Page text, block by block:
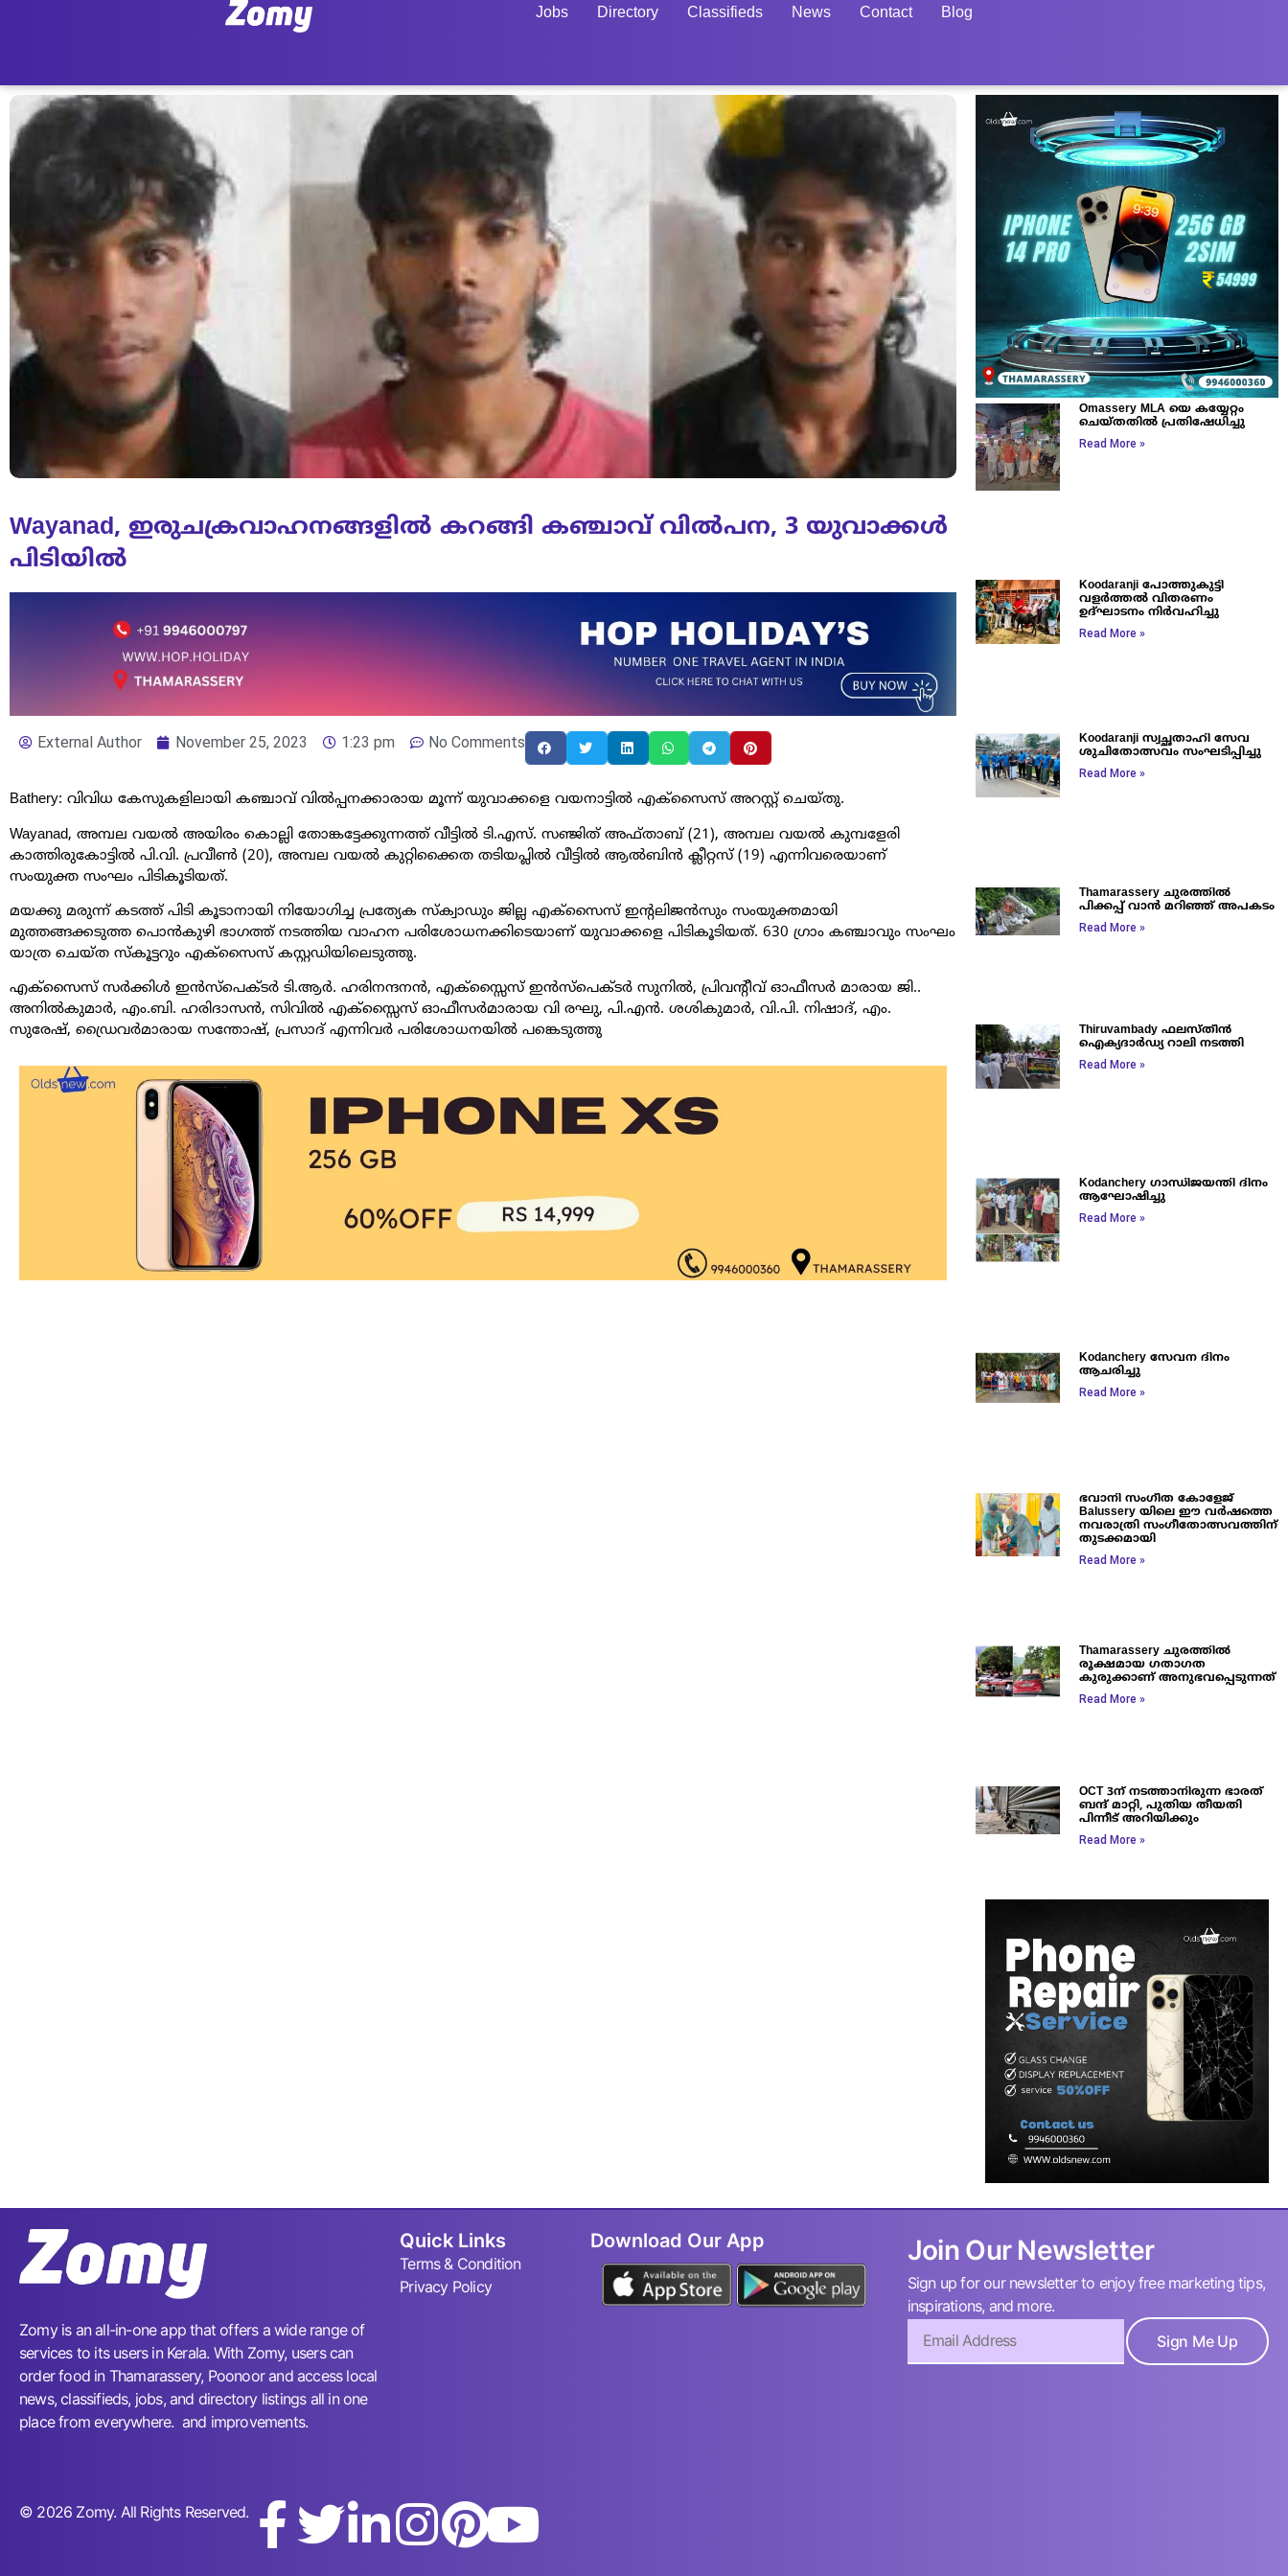
Jobs Directory Classifieds News Contact Blog
Wayanad, ഇരുചക്രവാഹനങ്ങളിൽ കറങ്ങി കഞ്ചാവ് വിൽപന, 3 യുവാക്കൾ
പിടിയിൽ
External Author November 25, 2023 1:23 pm No Comments
Bathery: വിവിധ കേസുകളിലായി കഞ്ചാവ് വില്‍പ്പനക്കാരായ മൂന്ന് യുവാക്കളെ വയനാട്ടില്‍ എക്‌സൈസ് അറസ്റ്റ് ചെയ്തു.
Wayanad, അമ്പല വയല്‍ അയിരം കൊല്ലി തോങ്കട്ടേക്കുന്നത്ത് വീട്ടില്‍ ടി.എസ്. സഞ്ജിത് അഫ്താബ് (21), അമ്പല വയല്‍ കുമ്പളേരി
കാത്തിരുകോട്ടില്‍ പി.വി. പ്രവീണ്‍ (20), അമ്പല വയല്‍ കുറ്റിക്കൈത തടിയപ്ലില്‍ വീട്ടില്‍ ആല്‍ബിന്‍ ക്ലീറ്റസ് (19) എന്നിവരെയാണ്
സംയുക്ത സംഘം പിടികൂടിയത്.
മയക്കു മരുന്ന് കടത്ത് പിടി കൂടാനായി നിയോഗിച്ച പ്രത്യേക സ്‌ക്വാഡും ജില്ല എക്‌സൈസ് ഇന്റലിജന്‍സും സംയുക്തമായി
മുത്തങ്ങക്കടുത്ത പൊന്‍കുഴി ഭാഗത്ത് നടത്തിയ വാഹന പരിശോധനക്കിടെയാണ് യുവാക്കളെ പിടികൂടിയത്. 630 ഗ്രാം കഞ്ചാവും സംഘം
യാത്ര ചെയ്ത സ്‌കൂട്ടറും എക്‌സൈസ് കസ്റ്റഡിയിലെടുത്തു.
എക്‌സൈസ് സര്‍ക്കിള്‍ ഇന്‍സ്പെക്ടര്‍ ടി.ആര്‍. ഹരിനന്ദനന്‍, എക്‌സ്സൈസ് ഇന്‍സ്പെക്ടര്‍ സുനില്‍, പ്രിവന്റീവ് ഓഫീസര്‍ മാരായ ജി..
അനില്‍കുമാര്‍, എം.ബി. ഹരിദാസന്‍, സിവില്‍ എക്‌സ്സൈസ് ഓഫീസര്‍മാരായ വി രഘു, പി.എന്‍. ശശികുമാര്‍, വി.പി. നിഷാദ്, എം.
സുരേഷ്, ഡ്രൈവര്‍മാരായ സന്തോഷ്, പ്രസാദ് എന്നിവര്‍ പരിശോധനയില്‍ പങ്കെടുത്തു
Omassery MLA യെ കയ്യേറ്റം
ചെയ്തതിൽ പ്രതിഷേധിച്ചു
Read More »
Koodaranji പോത്തുകുട്ടി
വളർത്തൽ വിതരണം
ഉദ്ഘാടനം നിർവഹിച്ചു
Read More »
Koodaranji സ്വച്ഛതാഹി സേവ
ശുചിതോത്സവം സംഘടിപ്പിച്ചു
Read More »
Thamarassery ചുരത്തിൽ
പിക്കപ്പ് വാൻ മറിഞ്ഞ് അപകടം
Read More »
Thiruvambady ഫലസ്തീൻ
ഐക്യദാർഡ്യ റാലി നടത്തി
Read More »
Kodanchery ഗാന്ധിജയന്തി ദിനം
ആഘോഷിച്ചു
Read More »
Kodanchery സേവന ദിനം
ആചരിച്ചു
Read More »
ഭവാനി സംഗീത കോളേജ്
Balussery യിലെ ഈ വർഷത്തെ
നവരാത്രി സംഗീതോത്സവത്തിന്
തുടക്കമായി
Read More »
Thamarassery ചുരത്തിൽ
രൂക്ഷമായ ഗതാഗത
കുരുക്കാണ് അനുഭവപ്പെടുന്നത്
Read More »
OCT 3ന് നടത്താനിരുന്ന ഭാരത്
ബന്ദ് മാറ്റി, പുതിയ തീയതി
പിന്നീട് അറിയിക്കും
Read More »
Zomy is an all-in-one app that offers a wide range of
services to its users in Kerala. With Zomy, users can
order food in Thamarassery, Poonoor and access local
news, classifieds, jobs, and directory listings all in one
place from everywhere. and improvements.
Quick Links
Terms & Condition
Privacy Policy
Download Our App Join Our Newsletter
Sign up for our newsletter to enjoy free marketing tips,
inspirations, and more.
Sign Me Up
© 2026 Zomy. All Rights Reserved.